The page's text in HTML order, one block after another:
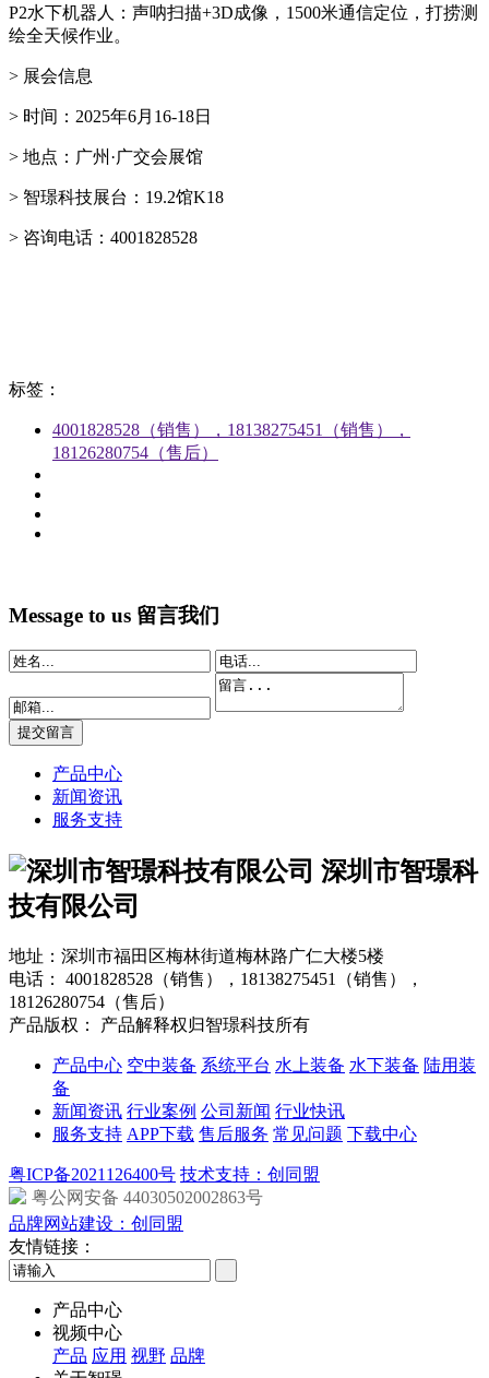
P2水下机器人：声呐扫描+3D成像，1500米通信定位，打捞测
绘全天候作业。
> 展会信息
> 时间：2025年6月16-18日
> 地点：广州·广交会展馆
> 智璟科技展台：19.2馆K18
> 咨询电话：4001828528
标签：
4001828528（销售），18138275451（销售），
18126280754（售后）
Message to us 留言我们
产品中心
新闻资讯
服务支持
深圳市智璟科
技有限公司
地址：深圳市福田区梅林街道梅林路广仁大楼5楼
电话： 4001828528（销售），18138275451（销售），
18126280754（售后）
产品版权： 产品解释权归智璟科技所有
产品中心 空中装备 系统平台 水上装备 水下装备 陆用装
备
新闻资讯 行业案例 公司新闻 行业快讯
服务支持 APP下载 售后服务 常见问题 下载中心
粤ICP备2021126400号 技术支持：创同盟
粤公网安备 44030502002863号
品牌网站建设：创同盟
友情链接：
产品中心
视频中心
产品 应用 视野 品牌